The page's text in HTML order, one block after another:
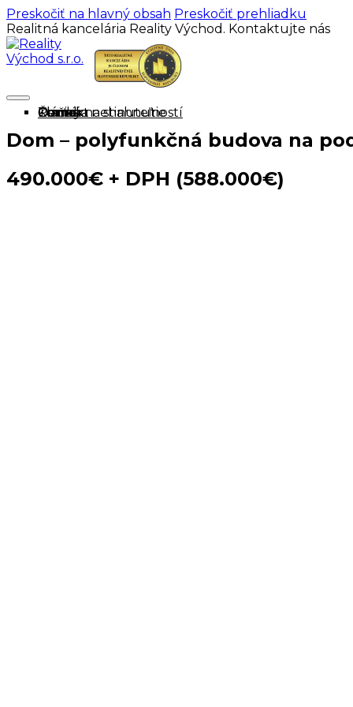
Preskočiť na hlavný obsah Preskočiť prehliadku
Realitná kancelária Reality Východ. Kontaktujte nás
Domov
Ponuka nehnuteľností
Cenník
O mne
Tlačivá na stiahnutie
Články
Kontakt
Dom – polyfunkčná budova na
490.000€ + DPH (588.000€)